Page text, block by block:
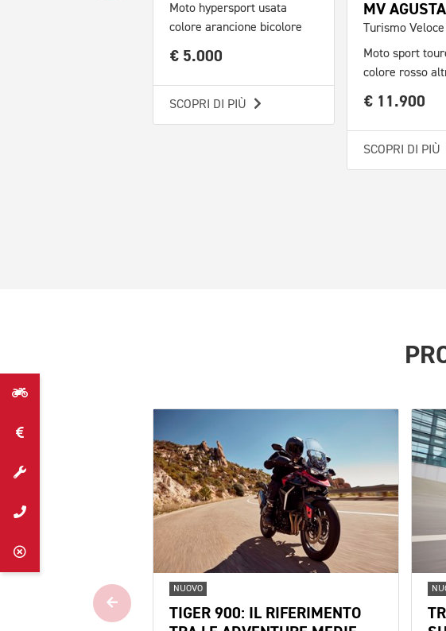
Moto hypersport usata
colore arancione bicolore
€ 5.000
SCOPRI DI PIÙ
MV AGUSTA
Turismo
Moto sport
colore rosso
€ 11.900
SCOPRI DI PIÙ
NUOVO
TIGER 900: IL RIFERIMENTO